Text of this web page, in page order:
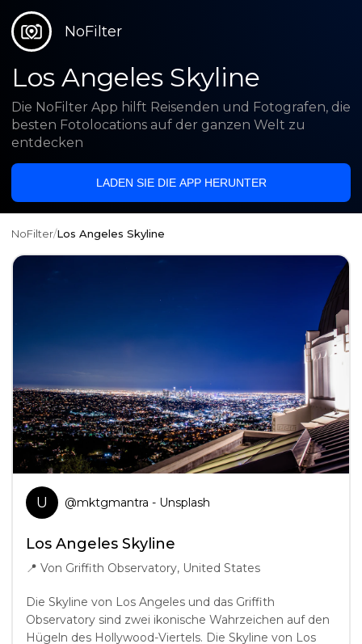
NoFilter
Los Angeles Skyline
Die NoFilter App hilft Reisenden und Fotografen, die
besten Fotolocations auf der ganzen Welt zu
entdecken
LADEN SIE DIE APP HERUNTER
NoFilter/Los Angeles Skyline
U @mktgmantra - Unsplash
Los Angeles Skyline
📍 Von Griffith Observatory, United States
Die Skyline von Los Angeles und das Griffith
Observatory sind zwei ikonische Wahrzeichen auf den
Hügeln des Hollywood-Viertels. Die Skyline von Los